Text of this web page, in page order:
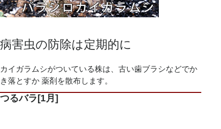
病害虫の防除は定期的に
カイガラムシがついている株は、古い歯ブラシなどでか
き落とすか 薬剤を散布します。
つるバラ[1月]